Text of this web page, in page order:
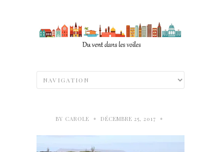
BY CAROLE • DÉCEMBRE 25, 2017 •